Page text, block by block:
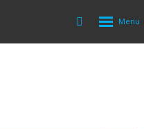
Vyhledávání
Rozbalení